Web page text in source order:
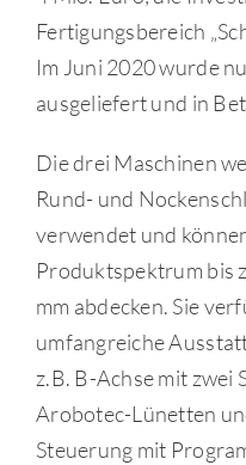
Fertigungsbereich
Im Juni 2020 wurde
ausgeliefert und in
Die drei Maschinen
Rund- und
verwendet und
Produktspektrum bis
mm abdecken. Sie
umfangreiche
z.B. B-Achse mit zwei
Arobotec-Lünetten
Steuerung mit